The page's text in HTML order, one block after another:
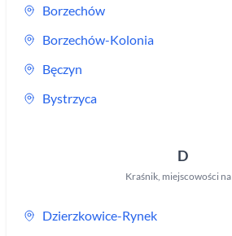
Borzechów
Borzechów-Kolonia
Bęczyn
Bystrzyca
D
Kraśnik, miejscowości na
Dzierzkowice-Rynek